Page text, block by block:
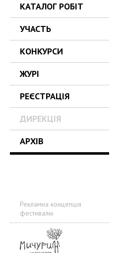
КАТАЛОГ РОБІТ
УЧАСТЬ
КОНКУРСИ
ЖУРІ
РЕЄСТРАЦІЯ
ДИРЕКЦІЯ
АРХІВ
Рекламна концепція
фестивалю